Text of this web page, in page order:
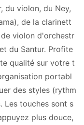
du violon, du Ney,
de la clarinett
violon d'orchestr
du Santur. Profite
qualité sur votre t
portabl
des styles (rythm
Les touches sont s
plus douce,